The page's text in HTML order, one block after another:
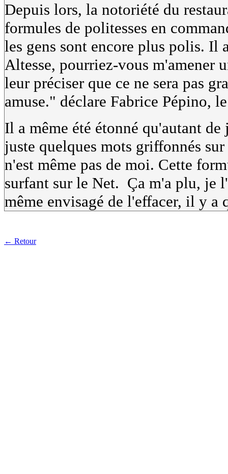
Depuis lors, la notoriété du
formules de politesses en
les gens sont encore plus polis.
Altesse, pourriez-vous m'amener
leur préciser que ce ne sera pas
amuse." déclare Fabrice Pépino,
Il a même été étonné qu'autant
juste quelques mots griffonnés
n'est même pas de moi. Cette
surfant sur le Net. Ça m'a plu, je
même envisagé de l'effacer, il y
← Retour